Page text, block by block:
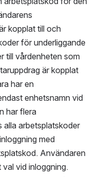
kopplat till och
för underliggande
till vårdenheten som
är kopplat
har en
enhetsnamn vid
har flera
alla arbetsplatskoder
med
Användaren
vid inloggning.